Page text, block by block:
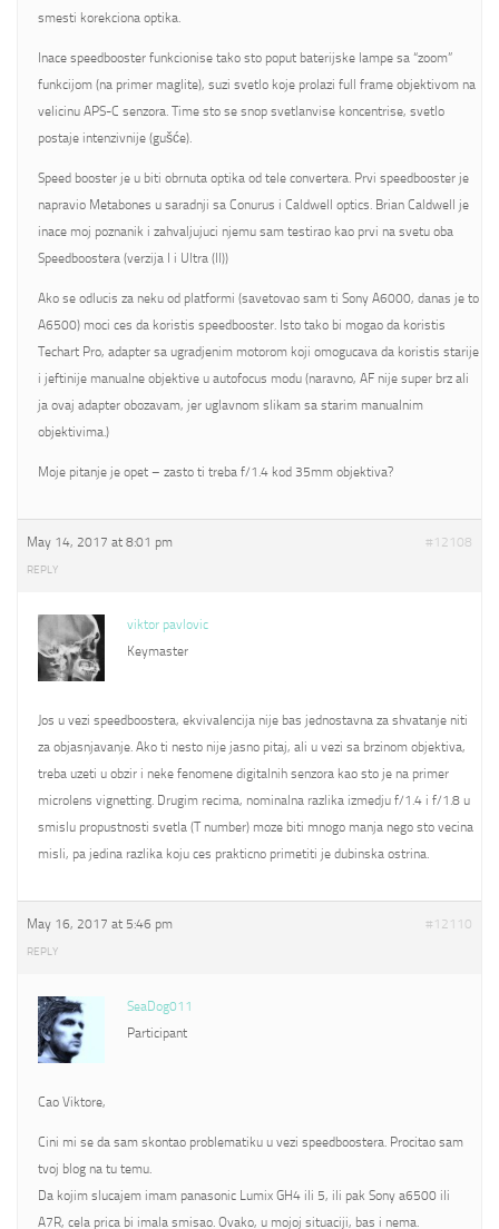
smesti korekciona optika.
Inace speedbooster funkcionise tako sto poput baterijske lampe sa “zoom”
funkcijom (na primer maglite), suzi svetlo koje prolazi full frame objektivom na
velicinu APS-C senzora. Time sto se snop svetlanvise koncentrise, svetlo
postaje intenzivnije (gušće).
Speed booster je u biti obrnuta optika od tele convertera. Prvi speedbooster je
napravio Metabones u saradnji sa Conurus i Caldwell optics. Brian Caldwell je
inace moj poznanik i zahvaljujuci njemu sam testirao kao prvi na svetu oba
Speedboostera (verzija I i Ultra (II))
Ako se odlucis za neku od platformi (savetovao sam ti Sony A6000, danas je to
A6500) moci ces da koristis speedbooster. Isto tako bi mogao da koristis
Techart Pro, adapter sa ugradjenim motorom koji omogucava da koristis starije
i jeftinije manualne objektive u autofocus modu (naravno, AF nije super brz ali
ja ovaj adapter obozavam, jer uglavnom slikam sa starim manualnim
objektivima.)
Moje pitanje je opet – zasto ti treba f/1.4 kod 35mm objektiva?
May 14, 2017 at 8:01 pm #12108
REPLY
viktor pavlovic
Keymaster
Jos u vezi speedboostera, ekvivalencija nije bas jednostavna za shvatanje niti
za objasnjavanje. Ako ti nesto nije jasno pitaj, ali u vezi sa brzinom objektiva,
treba uzeti u obzir i neke fenomene digitalnih senzora kao sto je na primer
microlens vignetting. Drugim recima, nominalna razlika izmedju f/1.4 i f/1.8 u
smislu propustnosti svetla (T number) moze biti mnogo manja nego sto vecina
misli, pa jedina razlika koju ces prakticno primetiti je dubinska ostrina.
May 16, 2017 at 5:46 pm #12110
REPLY
SeaDog011
Participant
Cao Viktore,
Cini mi se da sam skontao problematiku u vezi speedboostera. Procitao sam
tvoj blog na tu temu.
Da kojim slucajem imam panasonic Lumix GH4 ili 5, ili pak Sony a6500 ili
A7R, cela prica bi imala smisao. Ovako, u mojoj situaciji, bas i nema.